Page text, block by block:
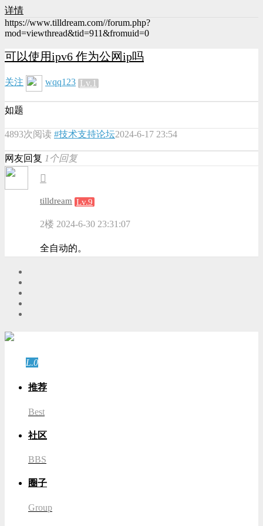
详情
https://www.tilldream.com//forum.php?
mod=viewthread&tid=911&fromuid=0
可以使用ipv6 作为公网ip吗
关注 wqq123 Lv.1
如题
4893次阅读 #技术支持论坛2024-6-17 23:54
网友回复 1个回复
tilldream Lv.9
2楼 2024-6-30 23:31:07
全自动的。
L.0
推荐
Best
社区
BBS
圈子
Group